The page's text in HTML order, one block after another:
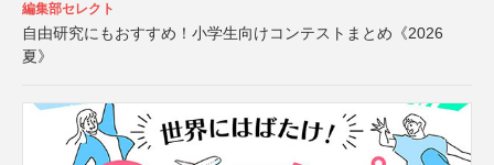
編集部セレクト
自由研究にもおすすめ！小学生向けコンテストまとめ《2026
夏》